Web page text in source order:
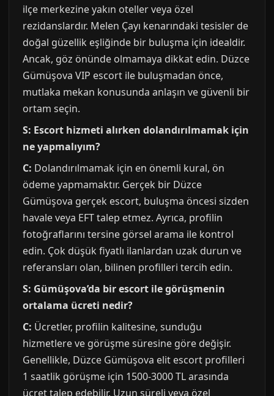
ilçe merkezine yakın oteller veya özel
rezidanslardır. Melen Çayı kenarındaki tesisler de
doğal güzellik eşliğinde bir buluşma için idealdir.
Ancak, göz önünde olmamaya dikkat edin. Düzce
Gümüşova VIP escort ile buluşmadan önce,
mutlaka mekan konusunda anlaşın ve güvenli bir
ortam seçin.
S: Escort hizmeti alırken dolandırılmamak için
ne yapmalıyım?
C: Dolandırılmamak için en önemli kural, ön
ödeme yapmamaktır. Gerçek bir Düzce
Gümüşova gerçek escort, buluşma öncesi sizden
havale veya EFT talep etmez. Ayrıca, profilin
fotoğraflarını tersine görsel arama ile kontrol
edin. Çok düşük fiyatlı ilanlardan uzak durun ve
referansları olan, bilinen profilleri tercih edin.
S: Gümüşova’da bir escort ile görüşmenin
ortalama ücreti nedir?
C: Ücretler, profilin kalitesine, sunduğu
hizmetlere ve görüşme süresine göre değişir.
Genellikle, Düzce Gümüşova elit escort profilleri
1 saatlik görüşme için 1500-3000 TL arasında
ücret talep edebilir. Uzun süreli veya özel